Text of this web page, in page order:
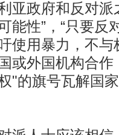
政府和反对派
能性”，“只要反
使用暴力，不
或外国机构合作
"的旗号瓦解国